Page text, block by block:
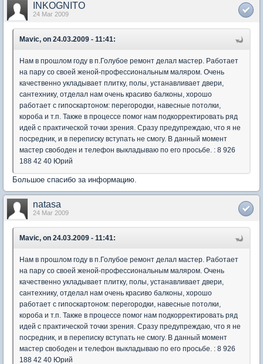
INKOGNITO
24 Mar 2009
Mavic, on 24.03.2009 - 11:41:
Нам в прошлом году в п.Голубое ремонт делал мастер. Работает
на пару со своей женой-профессиональным маляром. Очень
качественно укладывает плитку, полы, устанавливает двери,
сантехнику, отделал нам очень красиво балконы, хорошо
работает с гипоскартоном: перегородки, навесные потолки,
короба и т.п. Также в процессе помог нам подкорректировать ряд
идей с практической точки зрения. Сразу предупреждаю, что я не
посредник, и в переписку вступать не смогу. В данный момент
мастер свободен и телефон выкладываю по его просьбе. : 8 926
188 42 40 Юрий
Большое спасибо за информацию.
natasa
24 Mar 2009
Mavic, on 24.03.2009 - 11:41:
Нам в прошлом году в п.Голубое ремонт делал мастер. Работает
на пару со своей женой-профессиональным маляром. Очень
качественно укладывает плитку, полы, устанавливает двери,
сантехнику, отделал нам очень красиво балконы, хорошо
работает с гипоскартоном: перегородки, навесные потолки,
короба и т.п. Также в процессе помог нам подкорректировать ряд
идей с практической точки зрения. Сразу предупреждаю, что я не
посредник, и в переписку вступать не смогу. В данный момент
мастер свободен и телефон выкладываю по его просьбе. : 8 926
188 42 40 Юрий